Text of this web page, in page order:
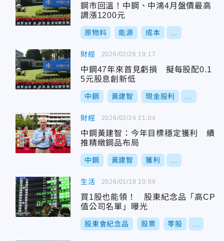
鋼市回溫！中鋼、中鴻4月盤價最高
調漲1200元
原物料 能源 成本
財經
中鋼47年來首見虧損 擬每股配0.1
5元股息創新低
中鋼 黃建智 現金股利
2026/02/26 19:17
財經
中鋼黃建智：今年目標穩定獲利 續
推精緻鋼品布局
中鋼 黃建智 獲利
2026/02/24 21:04
生活
買1股也能領！ 股東紀念品「高CP
值公司名單」曝光
股東會紀念品 股票 零股
2026/01/18 10:09